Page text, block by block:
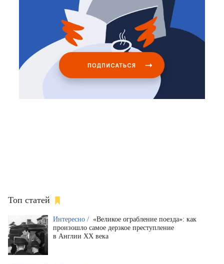
Топ статей
Интересно / «Великое ограбление поезда»: как
произошло самое дерзкое преступление
в Англии XX века